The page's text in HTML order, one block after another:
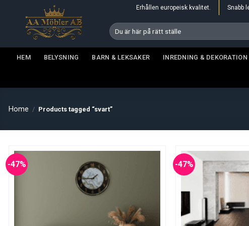
Erhållen europeisk kvalitet. Snabb
Search
for:
HEM BELYSNING BARN & LEKSAKER INREDNING & DEKORATION
Home / Products tagged “svart”
-47% -47%